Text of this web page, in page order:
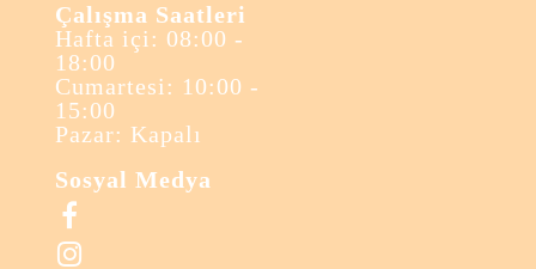
Çalışma Saatleri
Hafta içi: 08:00 -
18:00
Cumartesi: 10:00 -
15:00
Pazar: Kapalı
Sosyal Medya

